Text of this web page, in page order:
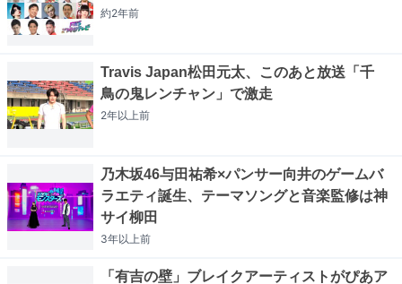
約2年前
Travis Japan松田元太、このあと放送「千
鳥の鬼レンチャン」で激走
2年以上前
乃木坂46与田祐希×パンサー向井のゲームバ
ラエティ誕生、テーマソングと音楽監修は神
サイ柳田
3年以上前
「有吉の壁」ブレイクアーティストがぴあア